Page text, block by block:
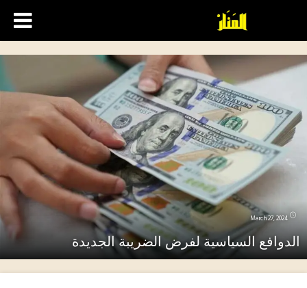
March 27, 2024
السياسية لفرض الضريبة الجديدة